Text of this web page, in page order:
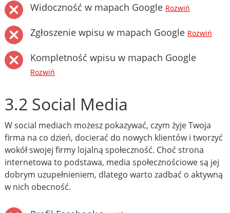
Widoczność w mapach Google Rozwiń
Zgłoszenie wpisu w mapach Google Rozwiń
Kompletność wpisu w mapach Google
Rozwiń
3.2 Social Media
W social mediach możesz pokazywać, czym żyje Twoja
firma na co dzień, docierać do nowych klientów i tworzyć
wokół swojej firmy lojalną społeczność. Choć strona
internetowa to podstawa, media społecznościowe są jej
dobrym uzupełnieniem, dlatego warto zadbać o aktywną
w nich obecność.